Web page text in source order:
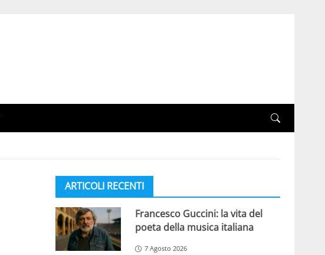
ARTICOLI RECENTI
Francesco Guccini: la vita del
poeta della musica italiana
7 Agosto 2026